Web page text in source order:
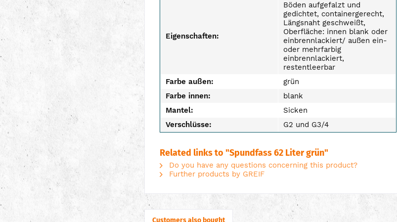
Eigenschaften:
Böden aufgefalzt und
gedichtet, containergerecht,
Längsnaht geschweißt,
Oberfläche: innen blank oder
einbrennlackiert/ außen ein-
oder mehrfarbig
einbrennlackiert,
restentleerbar
Farbe außen:
grün
Farbe innen:
blank
Mantel:
Sicken
Verschlüsse:
G2 und G3/4
Related links to "Spundfass 62 Liter grün"
Do you have any questions concerning this product?
Further products by GREIF
Customers also bought